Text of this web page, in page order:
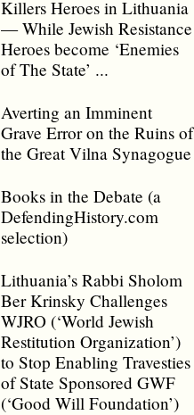
Killers Heroes in Lithuania
— While Jewish Resistance
Heroes become ‘Enemies
of The State’ ...
Averting an Imminent
Grave Error on the Ruins of
the Great Vilna Synagogue
Books in the Debate (a
DefendingHistory.com
selection)
Lithuania’s Rabbi Sholom
Ber Krinsky Challenges
WJRO (‘World Jewish
Restitution Organization’)
to Stop Enabling Travesties
of State Sponsored GWF
(‘Good Will Foundation’)